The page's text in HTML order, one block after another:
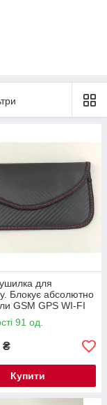
для
Блокує абсолютно
GSM GPS WI-FI
190мм х 110мм
91 од.
₴
Купити